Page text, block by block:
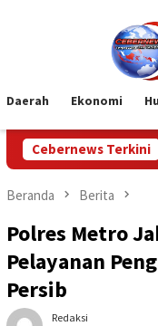
Daerah Ekonomi
Cebernews Terkini
Percepat
Beranda Berita
Polres Metro
Pelayanan
Persib
Redaksi